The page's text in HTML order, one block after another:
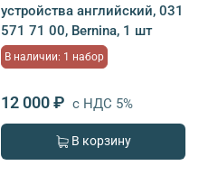
устройства английский, 031
571 71 00, Bernina, 1 шт
В наличии: 1 набор
12 000 ₽ с НДС 5%
В корзину